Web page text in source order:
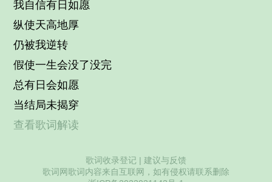
我自信有日如愿
纵使天高地厚
仍被我逆转
假使一生会没了没完
总有日会如愿
当结局未揭穿
查看歌词解读
歌词收录登记 | 建议与反馈
歌词网歌词内容来自互联网，如有侵权请联系删除